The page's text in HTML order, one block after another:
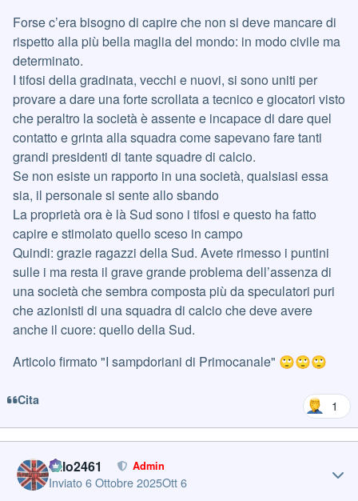
Forse c’era bisogno di capire che non si deve mancare di
rispetto alla più bella maglia del mondo: in modo civile ma
determinato.
I tifosi della gradinata, vecchi e nuovi, si sono uniti per
provare a dare una forte scrollata a tecnico e giocatori visto
che peraltro la società è assente e incapace di dare quel
contatto e grinta alla squadra come sapevano fare tanti
grandi presidenti di tante squadre di calcio.
Se non esiste un rapporto in una società, qualsiasi essa
sia, il personale si sente allo sbando
La proprietà ora è là Sud sono i tifosi e questo ha fatto
capire e stimolato quello sceso in campo
Quindi: grazie ragazzi della Sud. Avete rimesso i puntini
sulle i ma resta il grave grande problema dell’assenza di
una società che sembra composta più da speculatori puri
che azionisti di una squadra di calcio che deve avere
anche il cuore: quello della Sud.
Articolo firmato "I sampdoriani di Primocanale" 🙄🙄🙄
Cita 1
cillo2461 Admin
Inviato6 Ottobre 2025Ott 6